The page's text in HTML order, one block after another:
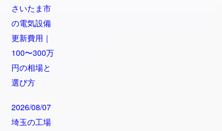
さいたま市
の電気設備
更新費用｜
100〜300万
円の相場と
選び方
2026/08/07
埼玉の工場